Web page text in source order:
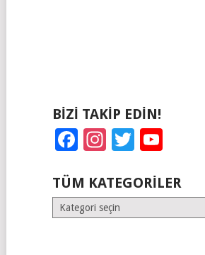
BIZI TAKIP EDIN!
Facebook
Instagram
Twitter
TÜM KATEGORILER
Tüm
Kategoriler